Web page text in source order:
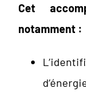
Cet
notamment :